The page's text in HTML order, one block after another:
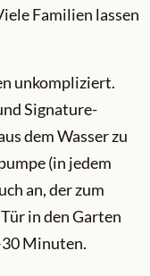
Familien lassen
unkompliziert.
Signature-
dem Wasser zu
(in jedem
an, der zum
in den Garten
Minuten.